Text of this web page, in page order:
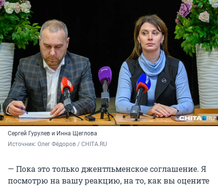
Сергей Гурулев и Инна Щеглова
Источник: Олег Фёдоров / CHITA.RU
— Пока это только джентльменское соглашение. Я
посмотрю на вашу реакцию, на то, как вы оцените